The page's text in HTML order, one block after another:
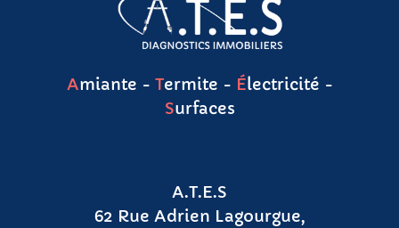
A.T.E.S
62 Rue Adrien Lagourgue,
Amiante - Termite - Électricité -
Surfaces